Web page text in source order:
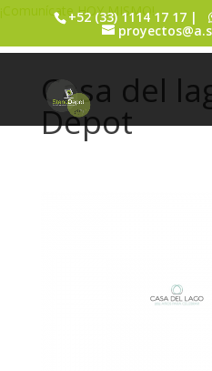
¡Comunícate HOY MISMO!
+52 (33) 1114 17 17 |
Casa del
Depot